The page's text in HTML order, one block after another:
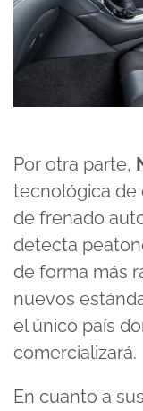
Por otra parte,
tecnológica de
de frenado
detecta
de forma más
nuevos
el único país
comercializará.
En cuanto a